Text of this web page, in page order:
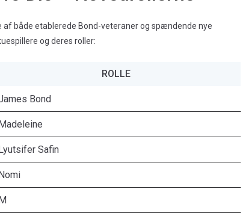
af både etablerede Bond-veteraner og spændende nye
og deres roller:
ROLLE
Bond
Safin